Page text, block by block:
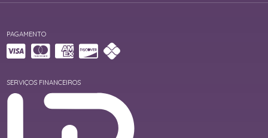
PAGAMENTO
SERVIÇOS FINANCEIROS